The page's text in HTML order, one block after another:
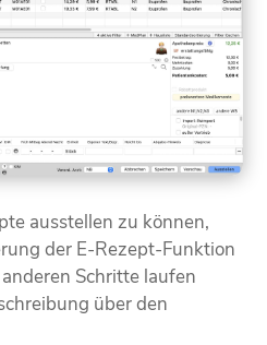
ausstellen zu können,
der E-Rezept-Funktion
Schritte laufen
über den